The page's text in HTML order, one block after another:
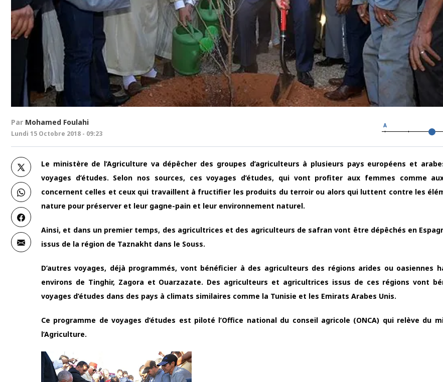
Par Mohamed Foulahi
Lundi 15 Octobre 2018 - 09:23
A
Le ministère de l’Agriculture va dépêcher des groupes d’agriculteurs à plusieurs pays européens et
voyages d’études. Selon nos sources, ces voyages d’études, qui vont profiter aux femmes comme
concernent celles et ceux qui travaillent à fructifier les produits du terroir ou alors qui luttent contre les
nature pour préserver et leur gagne-pain et leur environnement naturel.
Ainsi, et dans un premier temps, des agricultrices et des agriculteurs de safran vont être dépêchés en
issus de la région de Taznakht dans le Souss.
D’autres voyages, déjà programmés, vont bénéficier à des agriculteurs des régions arides ou oasiennes
environs de Tinghir, Zagora et Ouarzazate. Des agriculteurs et agricultrices issus de ces régions vont
voyages d’études dans des pays à climats similaires comme la Tunisie et les Emirats Arabes Unis.
Ce programme de voyages d’études est piloté l’Office national du conseil agricole (ONCA) qui relève du
l’Agriculture.